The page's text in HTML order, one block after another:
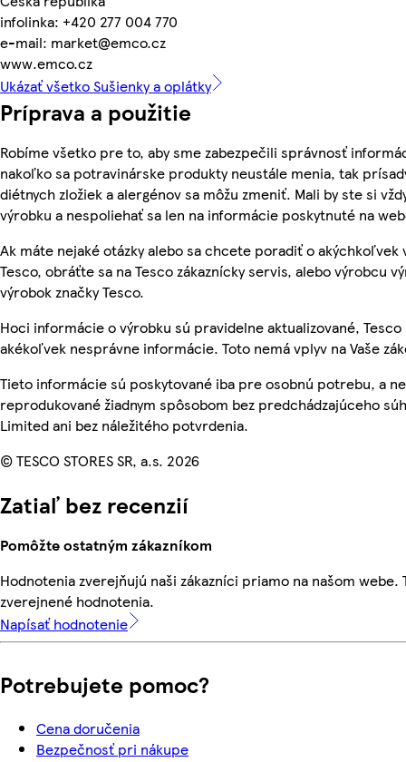
infolinka: +420 277 004 770
e-mail: market@emco.cz
www.emco.cz
Ukázať všetko Sušienky a oplátky
Príprava a použitie
Robíme všetko pre to, aby sme zabezpečili správnosť
nakoľko sa potravinárske produkty neustále menia, tak
diétnych zložiek a alergénov sa môžu zmeniť. Mali by ste si
výrobku a nespoliehať sa len na informácie poskytnuté na
Ak máte nejaké otázky alebo sa chcete poradiť o akýchkoľvek
Tesco, obráťte sa na Tesco zákaznícky servis, alebo výrobcu
výrobok značky Tesco.
Hoci informácie o výrobku sú pravidelne aktualizované,
akékoľvek nesprávne informácie. Toto nemá vplyv na Vaše
Tieto informácie sú poskytované iba pre osobnú potrebu, a
reprodukované žiadnym spôsobom bez predchádzajúceho
Limited ani bez náležitého potvrdenia.
© TESCO STORES SR, a.s. 2026
Zatiaľ bez recenzií
Pomôžte ostatným zákazníkom
Hodnotenia zverejňujú naši zákazníci priamo na našom webe.
zverejnené hodnotenia.
Napísať hodnotenie
Potrebujete pomoc?
Cena doručenia
Bezpečnosť pri nákupe